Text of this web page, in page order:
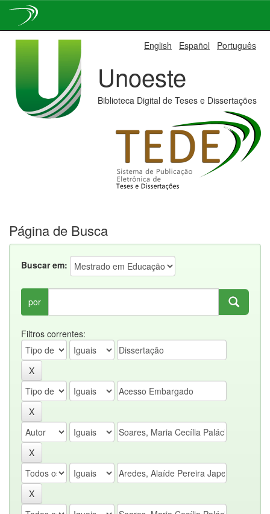
English Español Português
Unoeste
Biblioteca Digital de Teses e Dissertações
Página de Busca
Buscar em:
por
Filtros correntes: